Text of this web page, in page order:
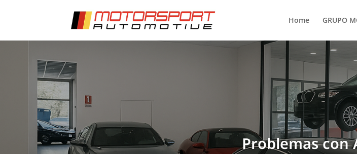
Home GRUPO
Problemas con